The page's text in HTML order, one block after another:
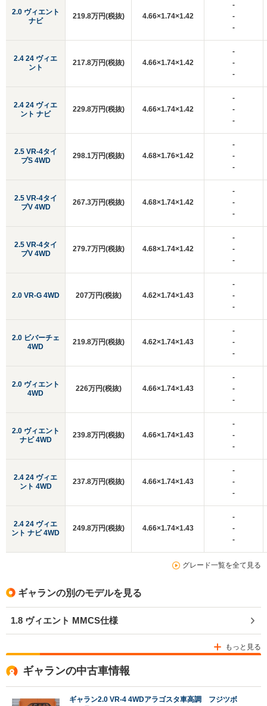
2.0 ヴィエント
ナビ
2.4 24 ヴィエ
ント
2.4 24 ヴィエ
ント ナビ
2.5 VR-4タイ
プS 4WD
2.5 VR-4タイ
プV 4WD
2.5 VR-4タイ
プV 4WD
2.0 VR-G 4WD
2.0 ビバーチェ
4WD
2.0 ヴィエント
4WD
2.0 ヴィエント
ナビ 4WD
2.4 24 ヴィエ
ント 4WD
2.4 24 ヴィエ
ント ナビ 4WD
219.8万円(税抜) 4.66×1.74×1.42
-
-
-
217.8万円(税抜) 4.66×1.74×1.42
-
-
-
229.8万円(税抜) 4.66×1.74×1.42
-
-
-
298.1万円(税抜) 4.68×1.76×1.42
-
-
-
267.3万円(税抜) 4.68×1.74×1.42
-
-
-
279.7万円(税抜) 4.68×1.74×1.42
-
-
-
207万円(税抜) 4.62×1.74×1.43
-
-
-
219.8万円(税抜) 4.62×1.74×1.43
-
-
-
226万円(税抜) 4.66×1.74×1.43
-
-
-
239.8万円(税抜) 4.66×1.74×1.43
-
-
-
237.8万円(税抜) 4.66×1.74×1.43
-
-
-
249.8万円(税抜) 4.66×1.74×1.43
-
-
-
グレード一覧を全て見る
ギャランの別のモデルを見る
1.8 ヴィエント MMCS仕様
もっと見る
ギャランの中古車情報
ギャラン2.0 VR-4 4WDアラゴスタ車高調 フジツボ